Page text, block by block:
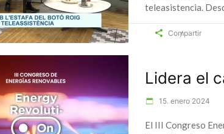
teleasistencia.
Compartir
Lidera el
15. enero 2024
El III Congreso